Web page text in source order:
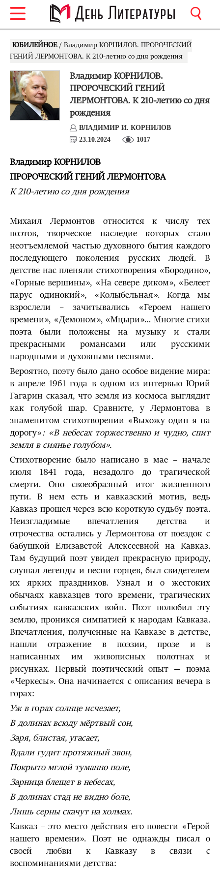
ЮБИЛЕЙНОЕ / Владимир КОРНИЛОВ. ПРОРОЧЕСКИЙ
ГЕНИЙ ЛЕРМОНТОВА. К 210-летию со дня рождения
Владимир КОРНИЛОВ.
ПРОРОЧЕСКИЙ ГЕНИЙ
ЛЕРМОНТОВА. К 210-летию со дня
рождения
ВЛАДИМИР И. КОРНИЛОВ
23.10.2024
1017
Владимир КОРНИЛОВ
ПРОРОЧЕСКИЙ ГЕНИЙ ЛЕРМОНТОВА
К 210-летию со дня рождения
Михаил Лермонтов относится к числу тех
поэтов, творческое наследие которых стало
неотъемлемой частью духовного бытия каждого
последующего поколения русских людей. В
детстве нас пленяли стихотворения «Бородино»,
«Горные вершины», «На севере диком», «Белеет
парус одинокий», «Колыбельная». Когда мы
взрослели – зачитывались «Героем нашего
времени», «Демоном», «Мцыри»… Многие стихи
поэта были положены на музыку и стали
прекрасными романсами или русскими
народными и духовными песнями.
Вероятно, поэту было дано особое видение мира:
в апреле 1961 года в одном из интервью Юрий
Гагарин сказал, что земля из космоса выглядит
как голубой шар. Сравните, у Лермонтова в
знаменитом стихотворении «Выхожу один я на
дорогу»: «В небесах торжественно и чудно, спит
земля в сиянье голубом».
Стихотворение было написано в мае – начале
июля 1841 года, незадолго до трагической
смерти. Оно своеобразный итог жизненного
пути. В нем есть и кавказский мотив, ведь
Кавказ прошел через всю короткую судьбу поэта.
Неизгладимые впечатления детства и
отрочества остались у Лермонтова от поездок с
бабушкой Елизаветой Алексеевной на Кавказ.
Там будущий поэт увидел прекрасную природу,
слушал легенды и песни горцев, был свидетелем
их ярких праздников. Узнал и о жестоких
обычаях кавказцев того времени, трагических
событиях кавказских войн. Поэт полюбил эту
землю, проникся симпатией к народам Кавказа.
Впечатления, полученные на Кавказе в детстве,
нашли отражение в поэзии, прозе и в
написанных им живописных полотнах и
рисунках. Первый поэтический опыт — поэма
«Черкесы». Она начинается с описания вечера в
горах:
Уж в горах солнце исчезает,
В долинах всюду мёртвый сон,
Заря, блистая, угасает,
Вдали гудит протяжный звон,
Покрыто мглой туманно поле,
Зарница блещет в небесах,
В долинах стад не видно боле,
Лишь серны скачут на холмах.
Кавказ – это место действия его повести «Герой
нашего времени». Поэт не однажды писал о
своей любви к Кавказу в связи с
воспоминаниями детства: